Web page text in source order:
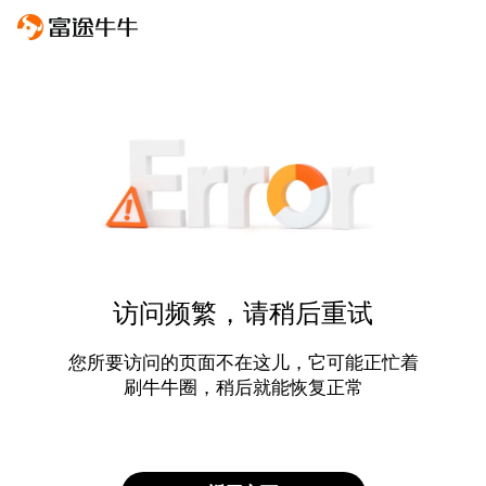
访问频繁，请稍后重试
您所要访问的页面不在这儿，它可能正忙着
刷牛牛圈，稍后就能恢复正常